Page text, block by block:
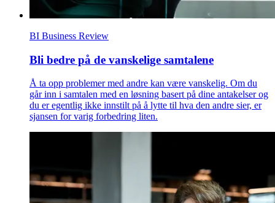
BI Business Review
Bli bedre på de vanskelige samtalene
Å ta opp problemer med andre kan være vanskelig. Om du
går inn i samtalen med en løsning basert på dine antakelser og
du er egentlig ikke innstilt på å lytte til hva den andre sier, er
sjansen for varig forbedring liten.